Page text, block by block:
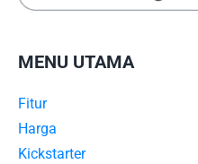
MENU UTAMA
Fitur
Harga
Kickstarter